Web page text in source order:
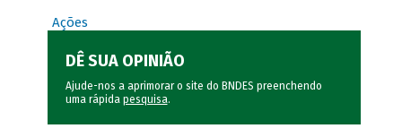
Ações
DÊ SUA OPINIÃO
Ajude-nos a aprimorar o site do BNDES preenchendo
uma rápida pesquisa.